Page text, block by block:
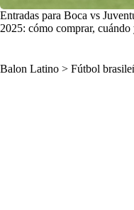
Entradas para Boca vs
2025: cómo comprar, cuándo
Balon Latino > Fútbol